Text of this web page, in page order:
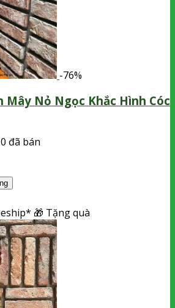
-76%
Mây Nỏ Ngọc Khắc Hình Cóc
0 đã bán
🎁 Tặng quà